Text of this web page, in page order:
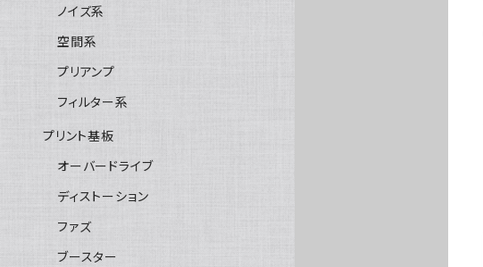
ノイズ系
空間系
プリアンプ
フィルター系
プリント基板
オーバードライブ
ディストーション
ファズ
ブースター